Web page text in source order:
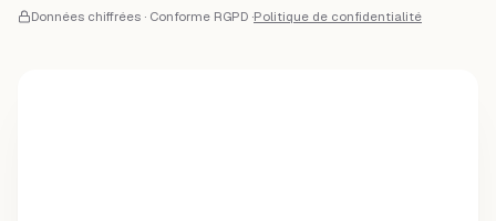
Données chiffrées · Conforme RGPD ·Politique de confidentialité